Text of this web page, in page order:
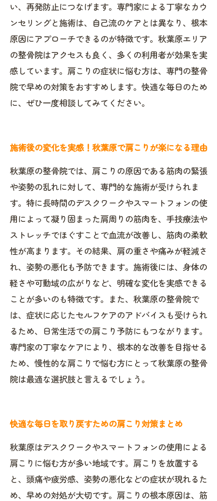
い、再発防止につなげます。専門家による丁寧なカウ
ンセリングと施術は、自己流のケアとは異なり、根本
原因にアプローチできるのが特徴です。秋葉原エリア
の整骨院はアクセスも良く、多くの利用者が効果を実
感しています。肩こりの症状に悩む方は、専門の整骨
院で早めの対策をおすすめします。快適な毎日のため
に、ぜひ一度相談してみてください。
施術後の変化を実感！秋葉原で肩こりが楽になる理由
秋葉原の整骨院では、肩こりの原因である筋肉の緊張
や姿勢の乱れに対して、専門的な施術が受けられま
す。特に長時間のデスクワークやスマートフォンの使
用によって凝り固まった肩周りの筋肉を、手技療法や
ストレッチでほぐすことで血流が改善し、筋肉の柔軟
性が高まります。その結果、肩の重さや痛みが軽減さ
れ、姿勢の悪化も予防できます。施術後には、身体の
軽さや可動域の広がりなど、明確な変化を実感できる
ことが多いのも特徴です。また、秋葉原の整骨院で
は、症状に応じたセルフケアのアドバイスも受けられ
るため、日常生活での肩こり予防にもつながります。
専門家の丁寧なケアにより、根本的な改善を目指せる
ため、慢性的な肩こりで悩む方にとって秋葉原の整骨
院は最適な選択肢と言えるでしょう。
快適な毎日を取り戻すための肩こり対策まとめ
秋葉原はデスクワークやスマートフォンの使用による
肩こりに悩む方が多い地域です。肩こりを放置する
と、頭痛や疲労感、姿勢の悪化などの症状が現れるた
め、早めの対処が大切です。肩こりの根本原因は、筋